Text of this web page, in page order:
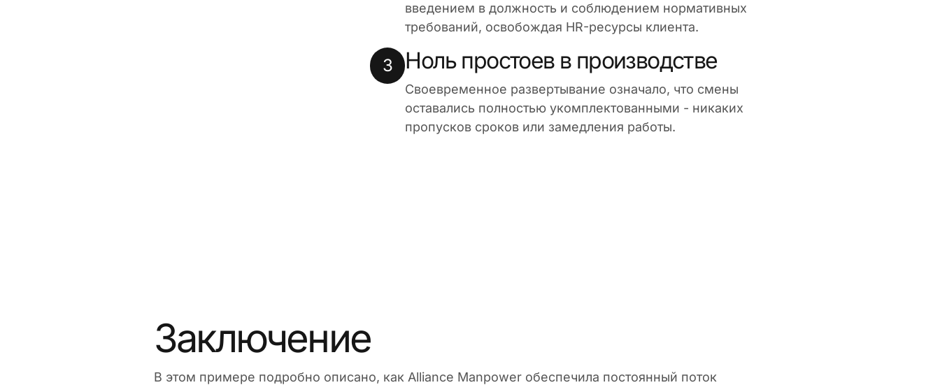
введением в должность и соблюдением нормативных
требований, освобождая HR-ресурсы клиента.
3 Ноль простоев в производстве
Своевременное развертывание означало, что смены
оставались полностью укомплектованными - никаких
пропусков сроков или замедления работы.
Заключение
В этом примере подробно описано, как Alliance Manpower обеспечила постоянный поток